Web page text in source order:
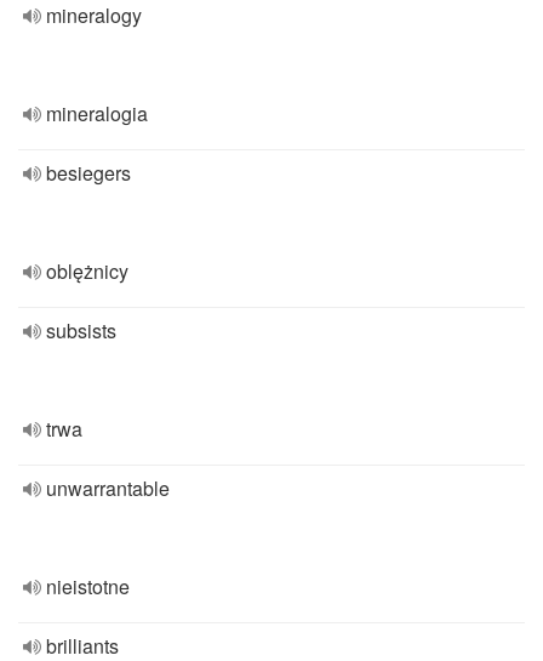
mineralogy
mineralogia
besiegers
oblężnicy
subsists
trwa
unwarrantable
nieistotne
brilliants